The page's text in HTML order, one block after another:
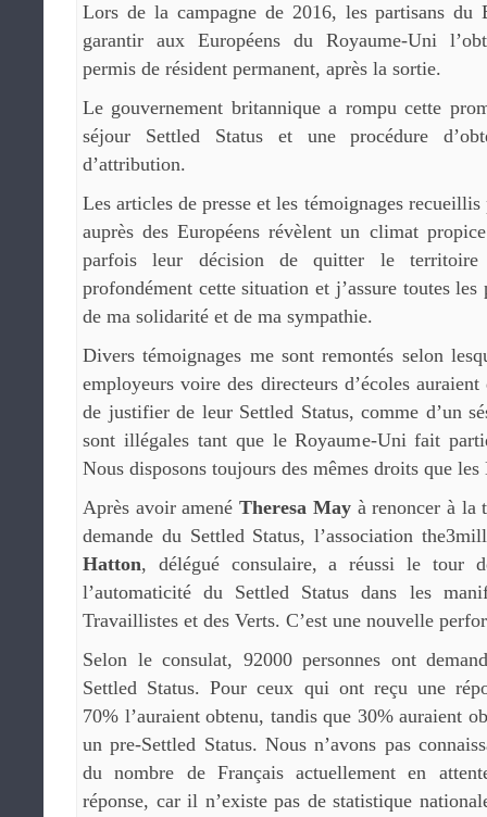
Lors de la campagne de 2016, les partisans du
garantir aux Européens du Royaume-Uni
permis de résident permanent, après la sortie.
Le gouvernement britannique a rompu cette
séjour Settled Status et une procédure
d’attribution.
Les articles de presse et les témoignages
auprès des Européens révèlent un climat
parfois leur décision de quitter le territoire
profondément cette situation et j’assure toutes
de ma solidarité et de ma sympathie.
Divers témoignages me sont remontés selon
employeurs voire des directeurs d’écoles auraient
de justifier de leur Settled Status, comme d’un
sont illégales tant que le Royaume-Uni fait
Nous disposons toujours des mêmes droits que
Après avoir amenéTheresa Mayà renoncer à la
demande du Settled Status, l’association
Hatton, délégué consulaire, a réussi le tour
l’automaticité du Settled Status dans les
Travaillistes et des Verts. C’est une nouvelle
Selon le consulat, 92000 personnes ont
Settled Status. Pour ceux qui ont reçu une
70% l’auraient obtenu, tandis que 30% auraient
un pre-Settled Status. Nous n’avons pas
du nombre de Français actuellement en
réponse, car il n’existe pas de statistique